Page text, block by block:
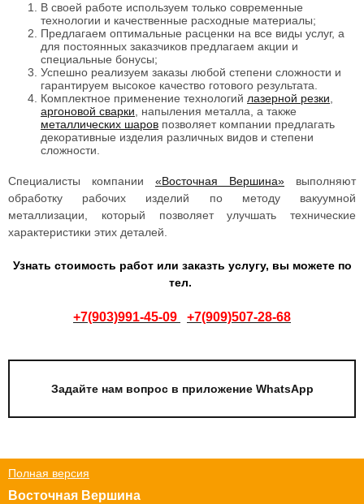
В своей работе используем только современные
технологии и качественные расходные материалы;
Предлагаем оптимальные расценки на все виды услуг, а
для постоянных заказчиков предлагаем акции и
специальные бонусы;
Успешно реализуем заказы любой степени сложности и
гарантируем высокое качество готового результата.
Комплектное применение технологий лазерной резки,
аргоновой сварки, напыления металла, а также
металлических шаров позволяет компании предлагать
декоративные изделия различных видов и степени
сложности.
Специалисты компании «Восточная Вершина» выполняют
обработку рабочих изделий по методу вакуумной
металлизации, который позволяет улучшать технические
характеристики этих деталей.
Узнать стоимость работ или заказть услугу, вы можете по
тел.
+7(903)991-45-09 +7(909)507-28-68
Задайте нам вопрос в приложение WhatsApp
Полная версия
Восточная Вершина